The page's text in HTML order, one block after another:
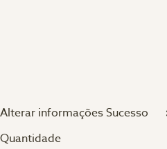
Alterar informaçõesSucesso
Quantidade